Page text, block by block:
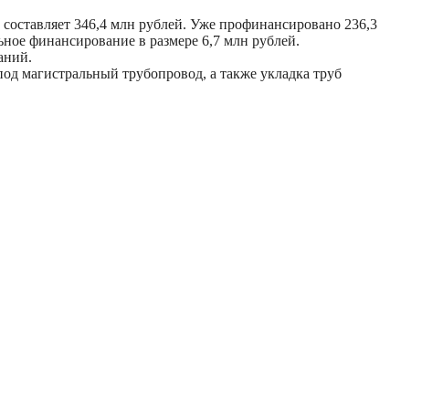
346,4 млн рублей. Уже профинансировано 236,3
финансирование в размере 6,7 млн рублей.
магистральный трубопровод, а также укладка труб